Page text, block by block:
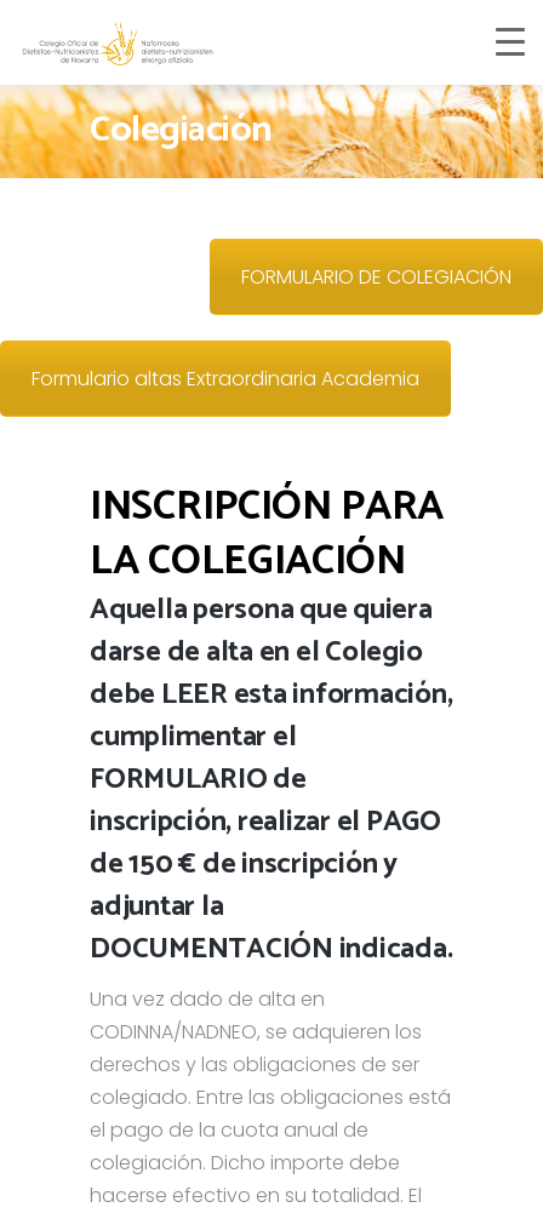
Colegiación
FORMULARIO DE COLEGIACIÓN
Formulario altas Extraordinaria Academia
INSCRIPCIÓN PARA
LA COLEGIACIÓN
Aquella persona que quiera
darse de alta en el Colegio
debe LEER esta información,
cumplimentar el
FORMULARIO de
inscripción, realizar el PAGO
de 150 € de inscripción y
adjuntar la
DOCUMENTACIÓN indicada.
Una vez dado de alta en
CODINNA/NADNEO, se adquieren los
derechos y las obligaciones de ser
colegiado. Entre las obligaciones está
el pago de la cuota anual de
colegiación. Dicho importe debe
hacerse efectivo en su totalidad. El